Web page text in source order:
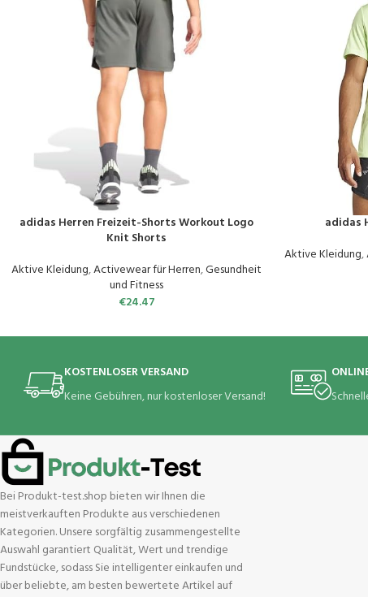
PRODUKT KAUFEN
adidas Herren Freizeit-Shorts Workout Logo
Knit Shorts
Aktive Kleidung,Activewear für Herren,Gesundheit
und Fitness
€24.47
PRODUKTadidas
Aktive Kleidung,
KOSTENLOSER VERSAND
Keine Gebühren, nur kostenloser Versand!
Bei Produkt-test.shop bieten wir Ihnen die
meistverkauften Produkte aus verschiedenen
Kategorien. Unsere sorgfältig zusammengestellte
Auswahl garantiert Qualität, Wert und trendige
Fundstücke, sodass Sie intelligenter einkaufen und
über beliebte, am besten bewertete Artikel auf